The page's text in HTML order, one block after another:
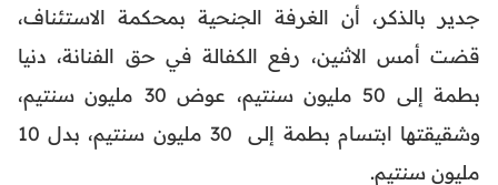
جدير بالذكر، أن الغرفة الجنحية بمحكمة الاستئناف،
قضت أمس الاثنين، رفع الكفالة في حق الفنانة، دنيا
بطمة إلى 50 مليون سنتيم، عوض 30 مليون سنتيم،
وشقيقتها ابتسام بطمة إلى 30 مليون سنتيم، بدل 10
مليون سنتيم.